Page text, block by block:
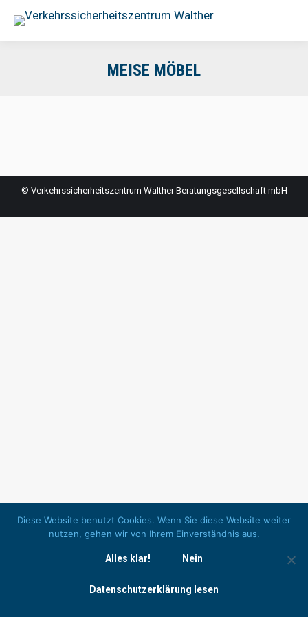
MEISE MÖBEL
© Verkehrssicherheitszentrum Walther Beratungsgesellschaft mbH
Diese Website benutzt Cookies. Wenn Sie diese Website weiter
nutzen, gehen wir von Ihrem Einverständnis aus.
Alles klar! Nein
Datenschutzerklärung lesen